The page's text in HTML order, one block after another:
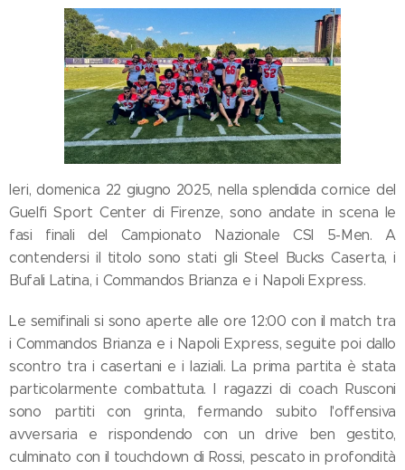
Ieri, domenica 22 giugno 2025, nella splendida cornice del
Guelfi Sport Center di Firenze, sono andate in scena le
fasi finali del Campionato Nazionale CSI 5-Men. A
contendersi il titolo sono stati gli Steel Bucks Caserta, i
Bufali Latina, i Commandos Brianza e i Napoli Express.
Le semifinali si sono aperte alle ore 12:00 con il match tra
i Commandos Brianza e i Napoli Express, seguite poi dallo
scontro tra i casertani e i laziali. La prima partita è stata
particolarmente combattuta. I ragazzi di coach Rusconi
sono partiti con grinta, fermando subito l'offensiva
avversaria e rispondendo con un drive ben gestito,
culminato con il touchdown di Rossi, pescato in profondità